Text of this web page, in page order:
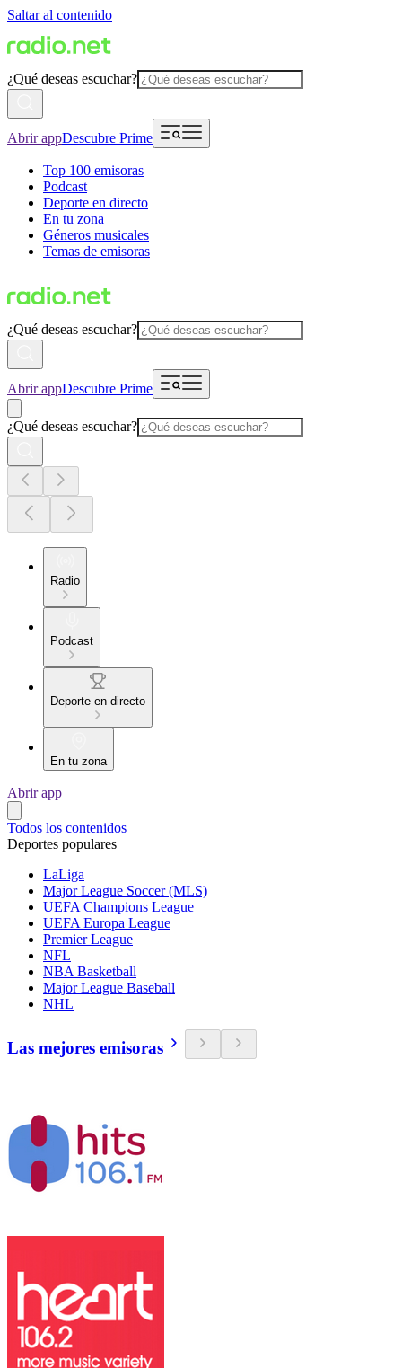
Saltar al contenido
¿Qué deseas escuchar?
Abrir appDescubre Prime
Top 100 emisoras
Podcast
Deporte en directo
En tu zona
Géneros musicales
Temas de emisoras
¿Qué deseas escuchar?
Abrir appDescubre Prime
¿Qué deseas escuchar?
Radio
Podcast
Deporte en directo
En tu zona
Abrir app
Todos los contenidos
Deportes populares
LaLiga
Major League Soccer (MLS)
UEFA Champions League
UEFA Europa League
Premier League
NFL
NBA Basketball
Major League Baseball
NHL
Las mejores emisoras